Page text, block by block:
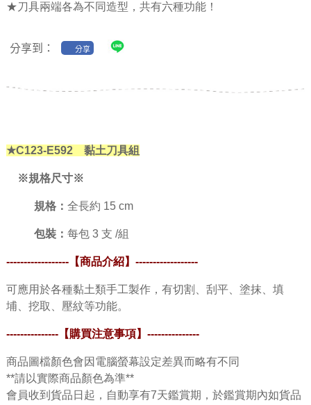
★刀具兩端各為不同造型，共有六種功能！
分享到： 分享
★C123-E592 黏土刀具組
※規格尺寸※
規格： 全長約 15 cm
包裝： 每包 3 支 /組
------------------【商品介紹】 ------------------
可應用於各種黏土類手工製作，有切割、刮平、塗抹、填
埔、挖取、壓紋等功能。
---------------【購買注意事項】 ---------------
商品圖檔顏色會因電腦螢幕設定差異而略有不同
**請以實際商品顏色為準**
會員收到貨品日起，自動享有7天鑑賞期，於鑑賞期內如貨品